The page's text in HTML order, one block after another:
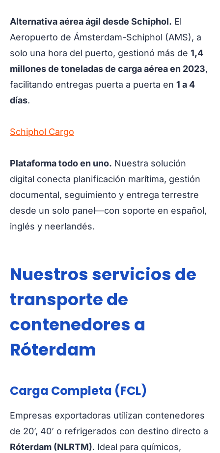
Alternativa aérea ágil desde Schiphol. El
Aeropuerto de Ámsterdam-Schiphol (AMS), a
solo una hora del puerto, gestionó más de 1,4
millones de toneladas de carga aérea en 2023,
facilitando entregas puerta a puerta en 1 a 4
días.
Schiphol Cargo
Plataforma todo en uno. Nuestra solución
digital conecta planificación marítima, gestión
documental, seguimiento y entrega terrestre
desde un solo panel—con soporte en español,
inglés y neerlandés.
Nuestros servicios de
transporte de
contenedores a
Róterdam
Carga Completa (FCL)
Empresas exportadoras utilizan contenedores
de 20’, 40’ o refrigerados con destino directo a
Róterdam (NLRTM). Ideal para químicos,